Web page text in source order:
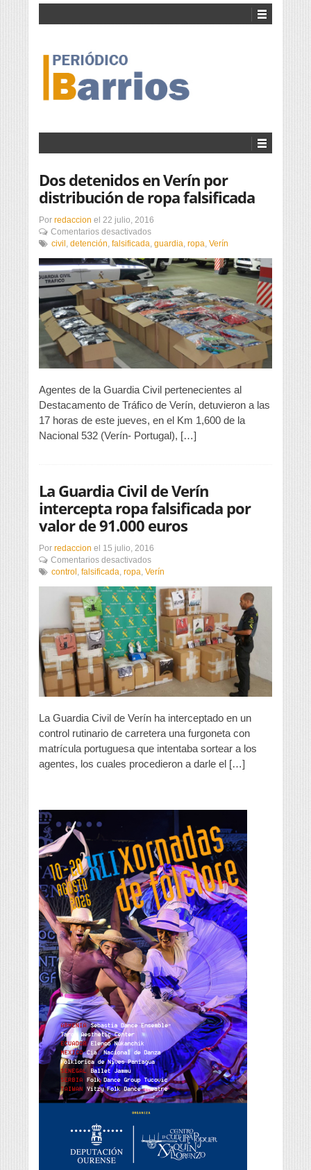
Dos detenidos en Verín por
distribución de ropa falsificada
Por redaccion el 22 julio, 2016
Comentarios desactivadosen
Dos
en
Verín
por
distribución
de
ropa
falsificada
civil , detención, falsificada, guardia, ropa, Verín
Agentes de la Guardia Civil pertenecientes al
Destacamento de Tráfico de Verín, detuvieron a las
17 horas de este jueves, en el Km 1,600 de la
Nacional 532 (Verín- Portugal), […]
La Guardia Civil de Verín
intercepta ropa falsificada por
valor de 91.000 euros
Por redaccion el 15 julio, 2016
Comentarios desactivadosen
La
Civil
de
Verín
intercepta
ropa
falsificada
por
valor
de
euros
control , falsificada, ropa, Verín
La Guardia Civil de Verín ha interceptado en un
control rutinario de carretera una furgoneta con
matrícula portuguesa que intentaba sortear a los
agentes, los cuales procedieron a darle el […]